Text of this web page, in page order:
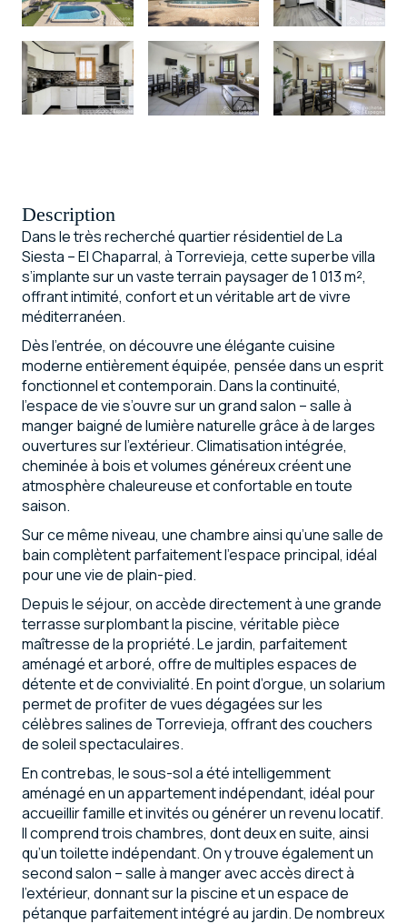
Description
Dans le très recherché quartier résidentiel de La
Siesta – El Chaparral, à Torrevieja, cette superbe villa
s’implante sur un vaste terrain paysager de 1 013 m²,
offrant intimité, confort et un véritable art de vivre
méditerranéen.
Dès l’entrée, on découvre une élégante cuisine
moderne entièrement équipée, pensée dans un esprit
fonctionnel et contemporain. Dans la continuité,
l’espace de vie s’ouvre sur un grand salon – salle à
manger baigné de lumière naturelle grâce à de larges
ouvertures sur l’extérieur. Climatisation intégrée,
cheminée à bois et volumes généreux créent une
atmosphère chaleureuse et confortable en toute
saison.
Sur ce même niveau, une chambre ainsi qu’une salle de
bain complètent parfaitement l’espace principal, idéal
pour une vie de plain-pied.
Depuis le séjour, on accède directement à une grande
terrasse surplombant la piscine, véritable pièce
maîtresse de la propriété. Le jardin, parfaitement
aménagé et arboré, offre de multiples espaces de
détente et de convivialité. En point d’orgue, un solarium
permet de profiter de vues dégagées sur les
célèbres salines de Torrevieja, offrant des couchers
de soleil spectaculaires.
En contrebas, le sous-sol a été intelligemment
aménagé en un appartement indépendant, idéal pour
accueillir famille et invités ou générer un revenu locatif.
Il comprend trois chambres, dont deux en suite, ainsi
qu’un toilette indépendant. On y trouve également un
second salon – salle à manger avec accès direct à
l’extérieur, donnant sur la piscine et un espace de
pétanque parfaitement intégré au jardin. De nombreux